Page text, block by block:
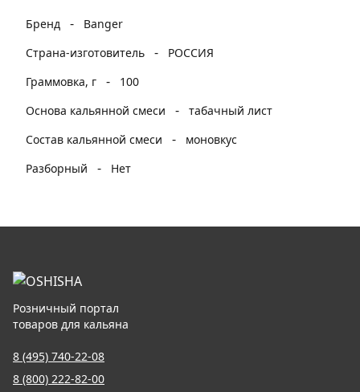
Бренд -
Banger
Страна-изготовитель
-
РОССИЯ
Граммовка, г
-
100
Основа кальянной смеси
- табачный лист
Состав кальянной смеси
-
моновкус
Разборный
- Нет
Розничный портал
товаров для кальяна
8 (495) 740-22-08
8 (800) 222-82-00